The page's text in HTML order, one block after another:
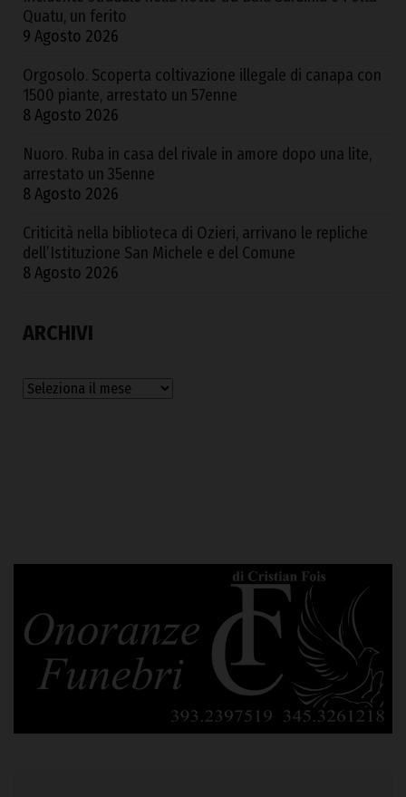
Quatu, un ferito
9 Agosto 2026
Orgosolo. Scoperta coltivazione illegale di canapa con
1500 piante, arrestato un 57enne
8 Agosto 2026
Nuoro. Ruba in casa del rivale in amore dopo una lite,
arrestato un 35enne
8 Agosto 2026
Criticità nella biblioteca di Ozieri, arrivano le repliche
dell’Istituzione San Michele e del Comune
8 Agosto 2026
ARCHIVI
Archivi